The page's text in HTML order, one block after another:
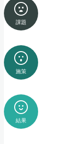
課題
施策
結果